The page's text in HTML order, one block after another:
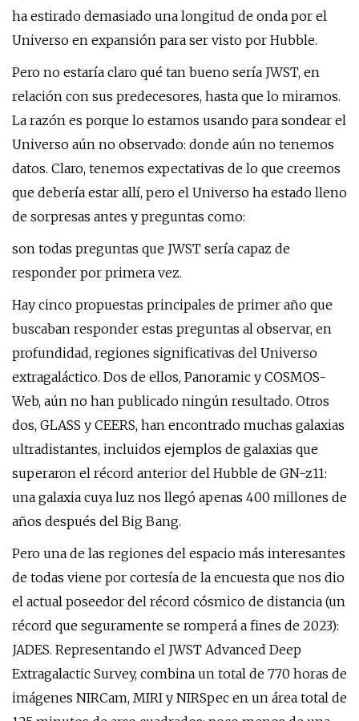
ha estirado demasiado una longitud de onda por el
Universo en expansión para ser visto por Hubble.
Pero no estaría claro qué tan bueno sería JWST, en
relación con sus predecesores, hasta que lo miramos.
La razón es porque lo estamos usando para sondear el
Universo aún no observado: donde aún no tenemos
datos. Claro, tenemos expectativas de lo que creemos
que debería estar allí, pero el Universo ha estado lleno
de sorpresas antes y preguntas como:
son todas preguntas que JWST sería capaz de
responder por primera vez.
Hay cinco propuestas principales de primer año que
buscaban responder estas preguntas al observar, en
profundidad, regiones significativas del Universo
extragaláctico. Dos de ellos, Panoramic y COSMOS-
Web, aún no han publicado ningún resultado. Otros
dos, GLASS y CEERS, han encontrado muchas galaxias
ultradistantes, incluidos ejemplos de galaxias que
superaron el récord anterior del Hubble de GN-z11:
una galaxia cuya luz nos llegó apenas 400 millones de
años después del Big Bang.
Pero una de las regiones del espacio más interesantes
de todas viene por cortesía de la encuesta que nos dio
el actual poseedor del récord cósmico de distancia (un
récord que seguramente se romperá a fines de 2023):
JADES. Representando el JWST Advanced Deep
Extragalactic Survey, combina un total de 770 horas de
imágenes NIRCam, MIRI y NIRSpec en un área total de